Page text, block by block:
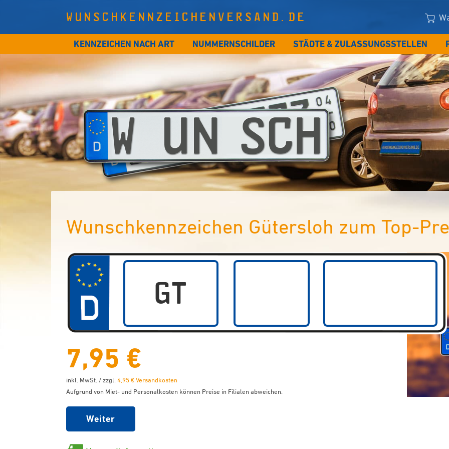
WUNSCHKENNZEICHENVERSAND.DE
KENNZEICHEN NACH ART NUMMERNSCHILDER STÄDTE & ZULASSUNGSSTELLEN
Wunschkennzeichen Gütersloh zum Top-
7,95 €
inkl. MwSt. / zzgl. 4,95 € Versandkosten
Aufgrund von Miet- und Personalkosten können Preise in Filialen abweichen.
Weiter